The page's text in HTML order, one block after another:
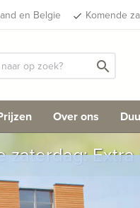
en Belgie done Komende
search
Over ons
zaterdag: